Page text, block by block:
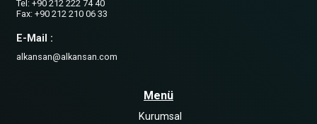
Tel: +90 212 222 74 40
Fax: +90 212 210 06 33
E-Mail :
alkansan@alkansan.com
Menü
Kurumsal